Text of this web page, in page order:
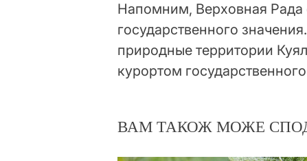
Напомним, Верховная Рада
государственного
природные территории
курортом
ВАМ ТАКОЖ МОЖЕ